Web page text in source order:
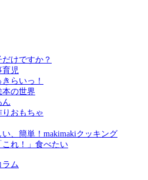
けですか？
育児
らいっ！
本の世界
ん
りおもちゃ
、簡単！makimakiクッキング
れ！」食べたい
ラム